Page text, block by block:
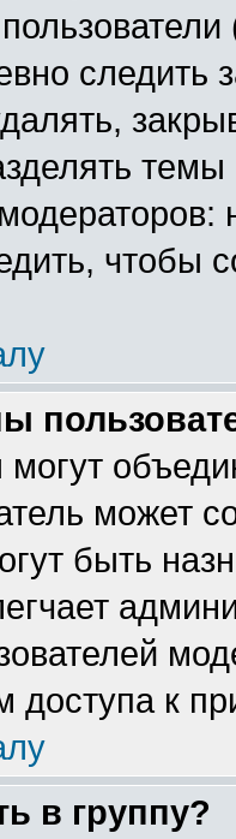
следить
чтобы
может
быть
доступа к
в группу?